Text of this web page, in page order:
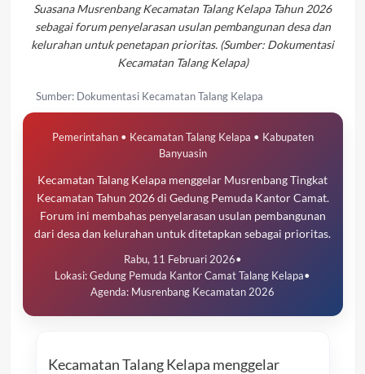
Suasana Musrenbang Kecamatan Talang Kelapa Tahun 2026
sebagai forum penyelarasan usulan pembangunan desa dan
kelurahan untuk penetapan prioritas. (Sumber: Dokumentasi
Kecamatan Talang Kelapa)
Sumber: Dokumentasi Kecamatan Talang Kelapa
Pemerintahan • Kecamatan Talang Kelapa • Kabupaten
Banyuasin
Kecamatan Talang Kelapa menggelar Musrenbang Tingkat
Kecamatan Tahun 2026 di Gedung Pemuda Kantor Camat.
Forum ini membahas penyelarasan usulan pembangunan
dari desa dan kelurahan untuk ditetapkan sebagai prioritas.
Rabu, 11 Februari 2026•
Lokasi: Gedung Pemuda Kantor Camat Talang Kelapa•
Agenda: Musrenbang Kecamatan 2026
Kecamatan Talang Kelapa menggelar